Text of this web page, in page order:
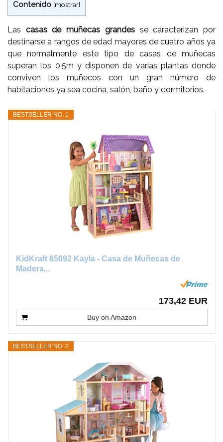
Contenido [mostrar]
Las casas de muñecas grandesse caracterizan por
destinarse a rangos de edad mayores de cuatro años ya
que normalmente este tipo de casas de muñecas
superan los 0,5m y disponen de varias plantas donde
conviven los muñecos con un gran número de
habitaciones ya sea cocina, salón, baño y dormitorios.
BESTSELLER NO. 1
KidKraft 65092 Kayla - Casa de Muñecas de
Madera...
173,42 EUR
Buy on Amazon
BESTSELLER NO. 2